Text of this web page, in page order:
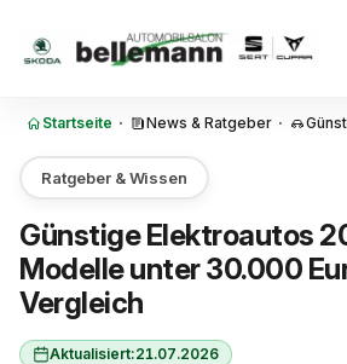
Startseite · News & Ratgeber ·
Ratgeber & Wissen
Günstige Elektroautos
Modelle unter 30.000
Vergleich
Aktualisiert:21.07.2026
gibt es unter 30.000
billigste E-Auto 2026
günstigste Elektroauto
CUPRA Raval: die